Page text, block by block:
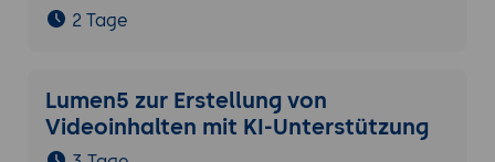
2 Tage
Lumen5 zur Erstellung von
Videoinhalten mit KI-Unterstützung